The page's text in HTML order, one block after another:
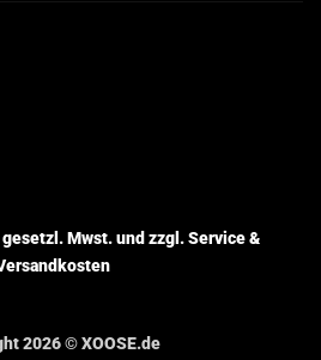
Mwst. und zzgl. Service &
2026 ©XOOSE.de